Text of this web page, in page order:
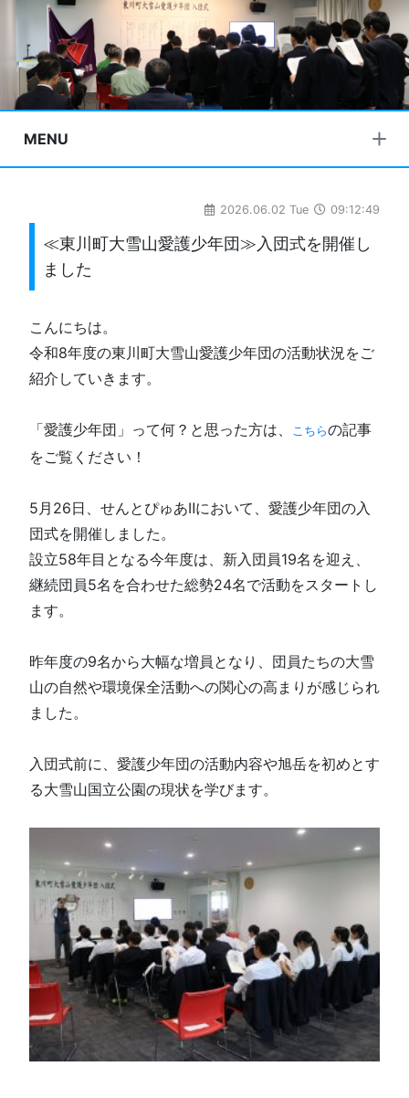
MENU
2026.06.02 Tue 09:12:49
≪東川町大雪山愛護少年団≫入団式を開催し
ました
こんにちは。
令和8年度の東川町大雪山愛護少年団の活動状況をご
紹介していきます。
「愛護少年団」って何？と思った方は、 こちらの記事
をご覧ください！
5月26日、せんとぴゅあⅡにおいて、愛護少年団の入
団式を開催しました。
設立58年目となる今年度は、新入団員19名を迎え、
継続団員5名を合わせた総勢24名で活動をスタートし
ます。
昨年度の9名から大幅な増員となり、団員たちの大雪
山の自然や環境保全活動への関心の高まりが感じられ
ました。
入団式前に、愛護少年団の活動内容や旭岳を初めとす
る大雪山国立公園の現状を学びます。